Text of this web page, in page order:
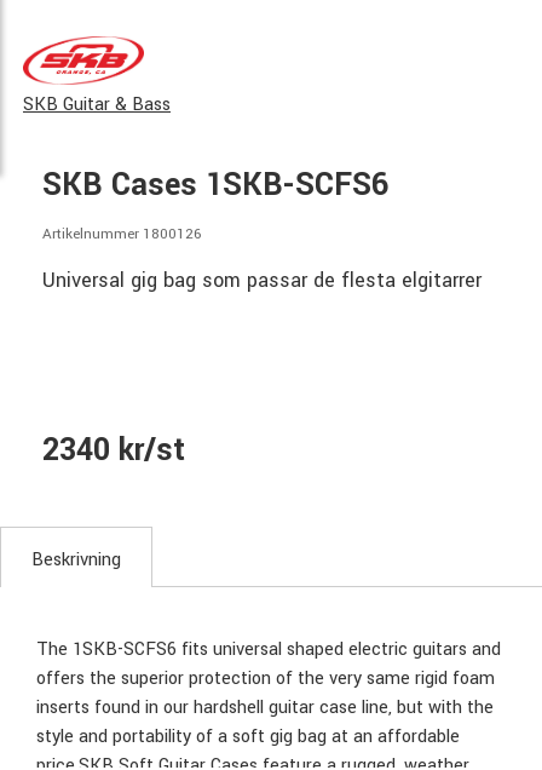
SKB Guitar & Bass
SKB Cases 1SKB-SCFS6
Artikelnummer 1800126
Universal gig bag som passar de flesta elgitarrer
2340 kr/st
Beskrivning
The 1SKB-SCFS6 fits universal shaped electric guitars and
offers the superior protection of the very same rigid foam
inserts found in our hardshell guitar case line, but with the
style and portability of a soft gig bag at an affordable